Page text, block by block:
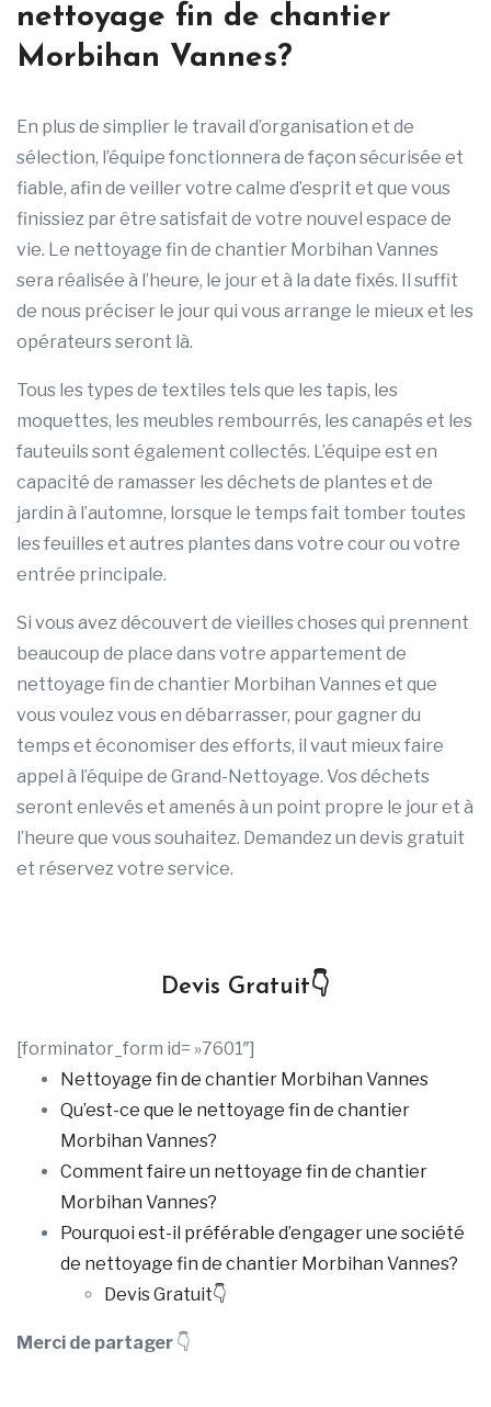
nettoyage fin de chantier
Morbihan Vannes?
En plus de simplier le travail d’organisation et de
sélection, l’équipe fonctionnera de façon sécurisée et
fiable, afin de veiller votre calme d’esprit et que vous
finissiez par être satisfait de votre nouvel espace de
vie. Le nettoyage fin de chantier Morbihan Vannes
sera réalisée à l’heure, le jour et à la date fixés. Il suffit
de nous préciser le jour qui vous arrange le mieux et les
opérateurs seront là.
Tous les types de textiles tels que les tapis, les
moquettes, les meubles rembourrés, les canapés et les
fauteuils sont également collectés. L’équipe est en
capacité de ramasser les déchets de plantes et de
jardin à l’automne, lorsque le temps fait tomber toutes
les feuilles et autres plantes dans votre cour ou votre
entrée principale.
Si vous avez découvert de vieilles choses qui prennent
beaucoup de place dans votre appartement de
nettoyage fin de chantier Morbihan Vannes et que
vous voulez vous en débarrasser, pour gagner du
temps et économiser des efforts, il vaut mieux faire
appel à l’équipe de Grand-Nettoyage. Vos déchets
seront enlevés et amenés à un point propre le jour et à
l’heure que vous souhaitez. Demandez un devis gratuit
et réservez votre service.
Devis Gratuit👇
[forminator_form id= »7601″]
Nettoyage fin de chantier Morbihan Vannes
Qu’est-ce que le nettoyage fin de chantier
Morbihan Vannes?
Comment faire un nettoyage fin de chantier
Morbihan Vannes?
Pourquoi est-il préférable d’engager une société
de nettoyage fin de chantier Morbihan Vannes?
Devis Gratuit👇
Merci de partager 👇